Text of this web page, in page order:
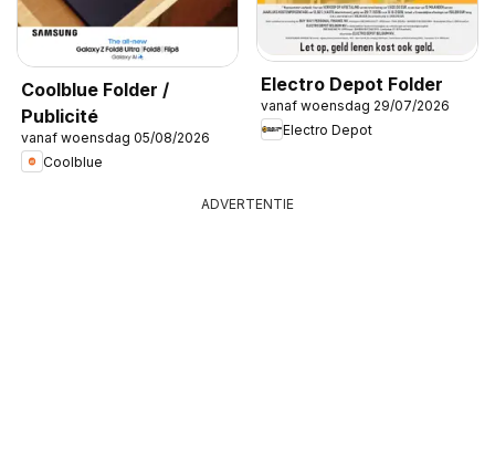
Coolblue Folder /
Publicité
vanaf woensdag 05/08/2026
Coolblue
Electro Depot Folder
vanaf woensdag 29/07/2026
Electro Depot
ADVERTENTIE